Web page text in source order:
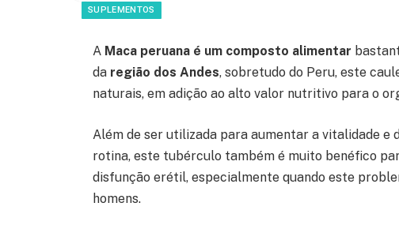
SUPLEMENTOS
A Maca peruana é um composto alimentar
da região dos Andes, sobretudo do Peru, este
naturais, em adição ao alto valor nutritivo para o
Além de ser utilizada para aumentar a vitalidade e
rotina, este tubérculo também é muito benéfico
disfunção erétil, especialmente quando este
homens.